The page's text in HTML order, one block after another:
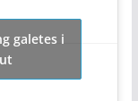
galetes i